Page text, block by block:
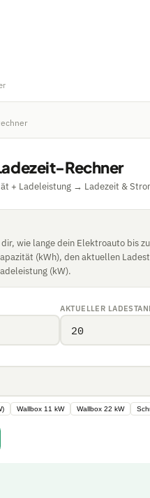
Rechner
+ Ladeleistung → Ladezeit &
wie lange dein Elektroauto bis
(kWh), den aktuellen
(kW).
AKTUELLER
Wallbox 11 kW Wallbox 22 kW